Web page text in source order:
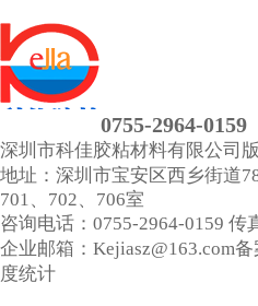
0755-2964-0159
深圳市科佳胶粘材料有限公司
地址：深圳市宝安区西乡街道
701、702、706室
咨询电话：0755-2964-0159 传
企业邮箱：Kejiasz@163.com备
度统计